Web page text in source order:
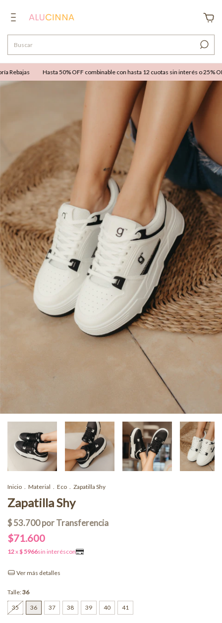
Hasta 50% OFF combinable con hasta 12 cuotas sin interés o 25%
Inicio Material Eco Zapatilla Shy
Zapatilla Shy
$71.600
Ver más detalles
Talle:36
35 36 37 38 39 40 41